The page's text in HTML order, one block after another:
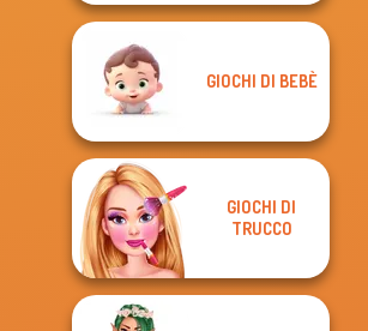
GIOCHI DI BEBÈ
GIOCHI DI
TRUCCO